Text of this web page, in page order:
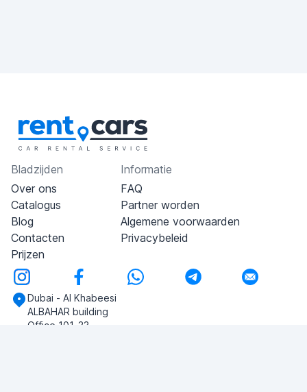
Bladzijden
Over ons
Catalogus
Blog
Contacten
Prijzen
Informatie
FAQ
Partner worden
Algemene voorwaarden
Privacybeleid
Dubai - Al Khabeesi
ALBAHAR building
Office 101-33